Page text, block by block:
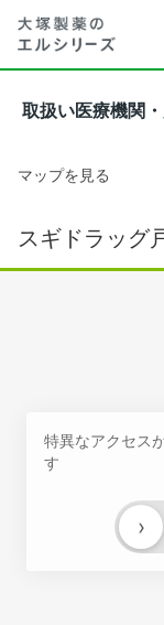
取扱い医療機関
マップを見る
スギドラッグ
特異なアクセス
す
›